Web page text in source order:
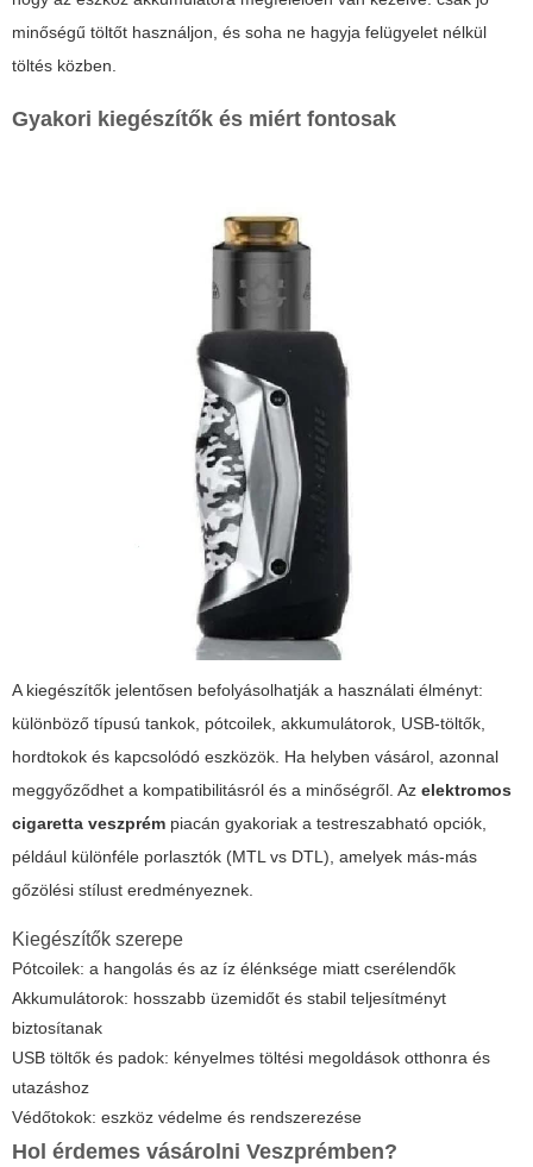
minőségű töltőt használjon, és soha ne hagyja felügyelet nélkül
töltés közben.
Gyakori kiegészítők és miért fontosak
A kiegészítők jelentősen befolyásolhatják a használati élményt:
különböző típusú tankok, pótcoilek, akkumulátorok, USB-töltők,
hordtokok és kapcsolódó eszközök. Ha helyben vásárol, azonnal
meggyőződhet a kompatibilitásról és a minőségről. Az elektromos
cigaretta veszprém piacán gyakoriak a testreszabható opciók,
például különféle porlasztók (MTL vs DTL), amelyek más-más
gőzölési stílust eredményeznek.
Kiegészítők szerepe
Pótcoilek: a hangolás és az íz élénksége miatt cserélendők
Akkumulátorok: hosszabb üzemidőt és stabil teljesítményt
biztosítanak
USB töltők és padok: kényelmes töltési megoldások otthonra és
utazáshoz
Védőtokok: eszköz védelme és rendszerezése
Hol érdemes vásárolni Veszprémben?